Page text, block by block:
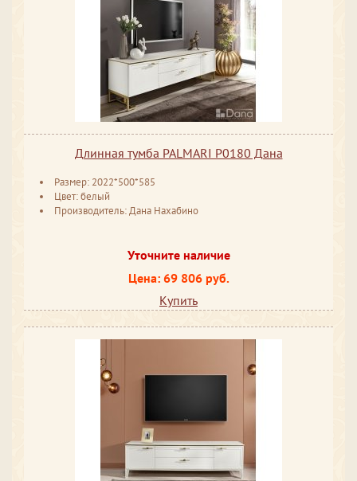
Длинная тумба PALMARI P0180 Дана
Размер: 2022*500*585
Цвет: белый
Производитель: Дана Нахабино
Уточните наличие
Цена: 69 806 руб.
Купить